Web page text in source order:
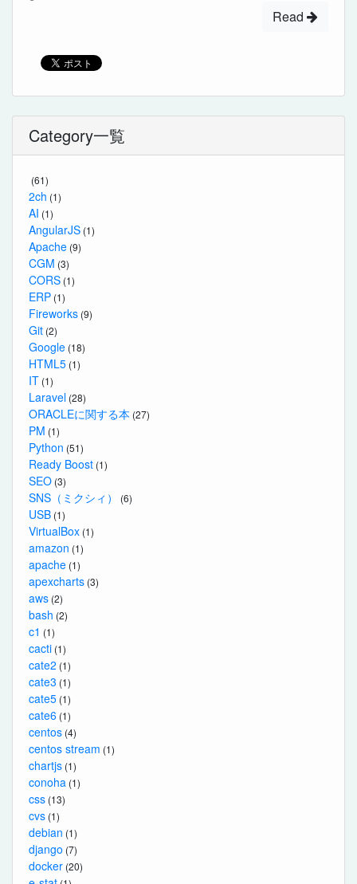
Read
Category一覧
(61)
2ch (1)
AI (1)
AngularJS (1)
Apache (9)
CGM (3)
CORS (1)
ERP (1)
Fireworks (9)
Git (2)
Google (18)
HTML5 (1)
IT (1)
Laravel (28)
ORACLEに関する本 (27)
PM (1)
Python (51)
Ready Boost (1)
SEO (3)
SNS（ミクシィ） (6)
USB (1)
VirtualBox (1)
amazon (1)
apache (1)
apexcharts (3)
aws (2)
bash (2)
c1 (1)
cacti (1)
cate2 (1)
cate3 (1)
cate5 (1)
cate6 (1)
centos (4)
centos stream (1)
chartjs (1)
conoha (1)
css (13)
cvs (1)
debian (1)
django (7)
docker (20)